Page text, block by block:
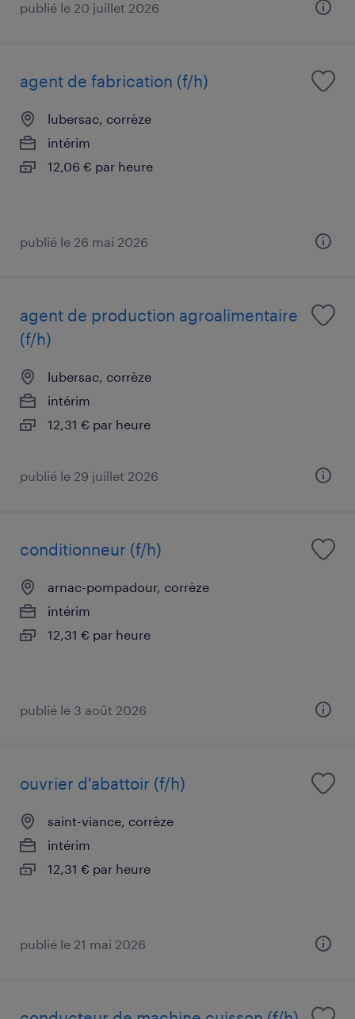
publié le 20 juillet 2026
agent de fabrication (f/h)
lubersac, corrèze
intérim
12,06 € par heure
publié le 26 mai 2026
agent de production agroalimentaire
(f/h)
lubersac, corrèze
intérim
12,31 € par heure
publié le 29 juillet 2026
conditionneur (f/h)
arnac-pompadour, corrèze
intérim
12,31 € par heure
publié le 3 août 2026
ouvrier d'abattoir (f/h)
saint-viance, corrèze
intérim
12,31 € par heure
publié le 21 mai 2026